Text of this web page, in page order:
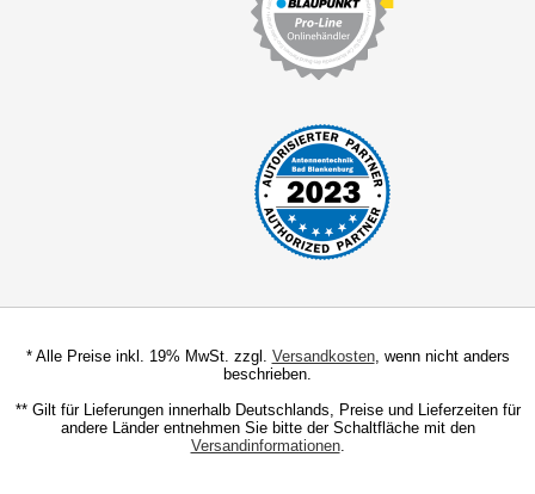
* Alle Preise inkl. 19% MwSt. zzgl. Versandkosten, wenn nicht anders
beschrieben.
** Gilt für Lieferungen innerhalb Deutschlands, Preise und Lieferzeiten für
andere Länder entnehmen Sie bitte der Schaltfläche mit den
Versandinformationen.